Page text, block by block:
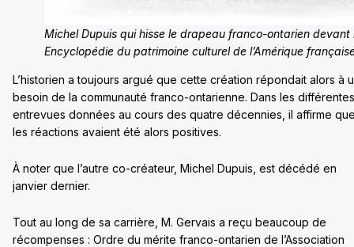
Michel Dupuis qui hisse le drapeau franco-ontarien
Encyclopédie du patrimoine culturel de l’Amérique
L’historien a toujours argué que cette création répondait alors à
besoin de la communauté franco-ontarienne. Dans les différentes
entrevues données au cours des quatre décennies, il affirme
les réactions avaient été alors positives.
À noter que l’autre co-créateur, Michel Dupuis, est décédé en
janvier dernier.
Tout au long de sa carrière, M. Gervais a reçu beaucoup de
récompenses : Ordre du mérite franco-ontarien de l’Association